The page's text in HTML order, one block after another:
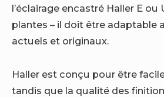
l’éclairage encastré Haller E ou
plantes – il doit être adaptable
actuels et originaux.
Haller est conçu pour être
tandis que la qualité des